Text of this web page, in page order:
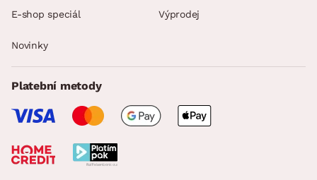
E-shop speciál Výprodej
Novinky
Platební metody